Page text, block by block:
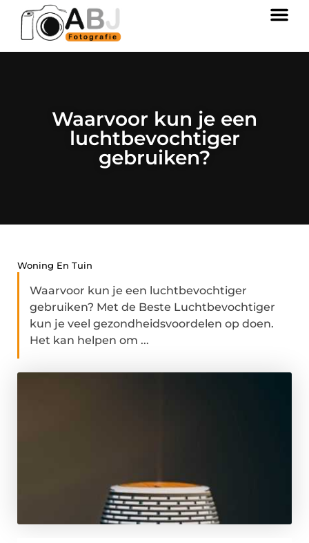
Waarvoor kun je een
luchtbevochtiger
gebruiken?
Woning En Tuin
Waarvoor kun je een luchtbevochtiger
gebruiken? Met de Beste Luchtbevochtiger
kun je veel gezondheidsvoordelen op doen.
Het kan helpen om ...